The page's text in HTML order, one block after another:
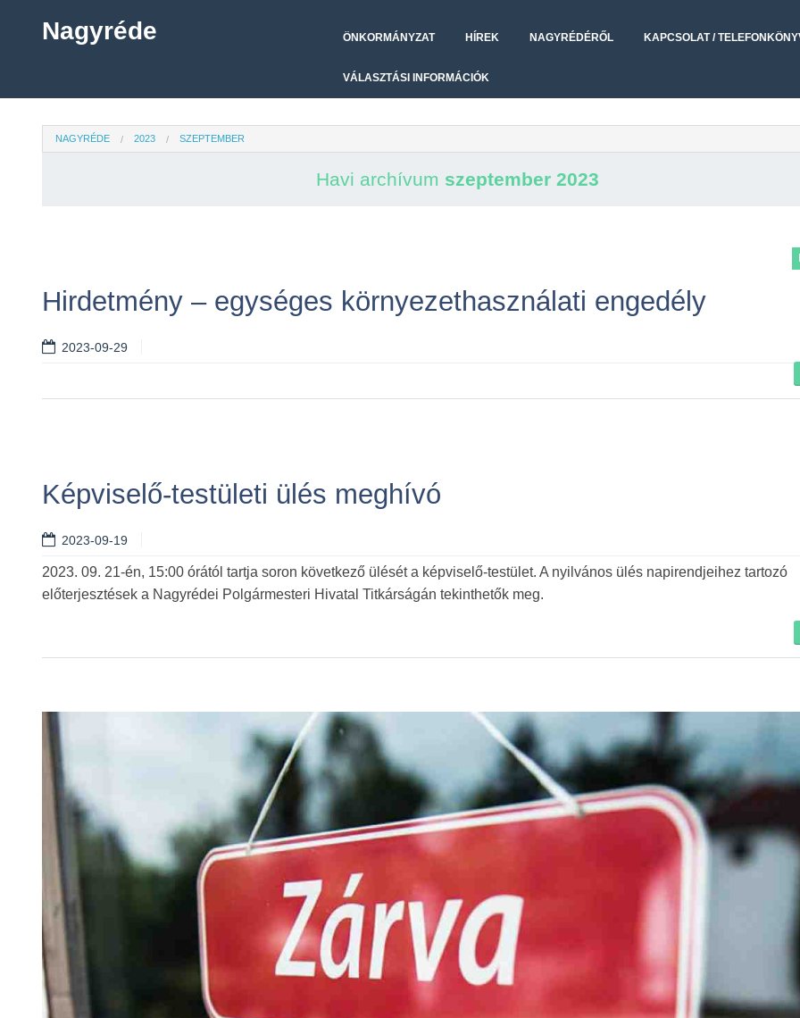
Nagyréde ÖNKORMÁNYZAT HÍREK NAGYRÉDÉRŐL KAPCSOLAT /
VÁLASZTÁSI INFORMÁCIÓK
NAGYRÉDE 2023 SZEPTEMBER
Havi archívum szeptember 2023
Hirdetmény – egységes környezethasználati engedély
2023-09-29
Képviselő-testületi ülés meghívó
2023-09-19
2023. 09. 21-én, 15:00 órától tartja soron következő ülését a képviselő-testület. A nyilvános ülés napirendjeihez tartozó
előterjesztések a Nagyrédei Polgármesteri Hivatal Titkárságán tekinthetők meg.